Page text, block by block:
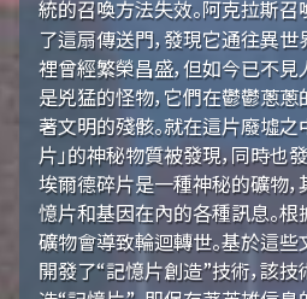
統的召喚方法失效。阿克拉斯
了這扇傳送門，發現它通往異
裡曾經繁榮昌盛，但如今已不
是兇猛的怪物，它們在鬱鬱蔥
著文明的殘骸。就在這片廢墟之
片」的神秘物質被發現，同時也
埃爾德碎片是一種神秘的礦物
憶片和基因在內的各種訊息。
礦物會導致輪迴轉世。基於這
開發了“記憶片創造”技術，該